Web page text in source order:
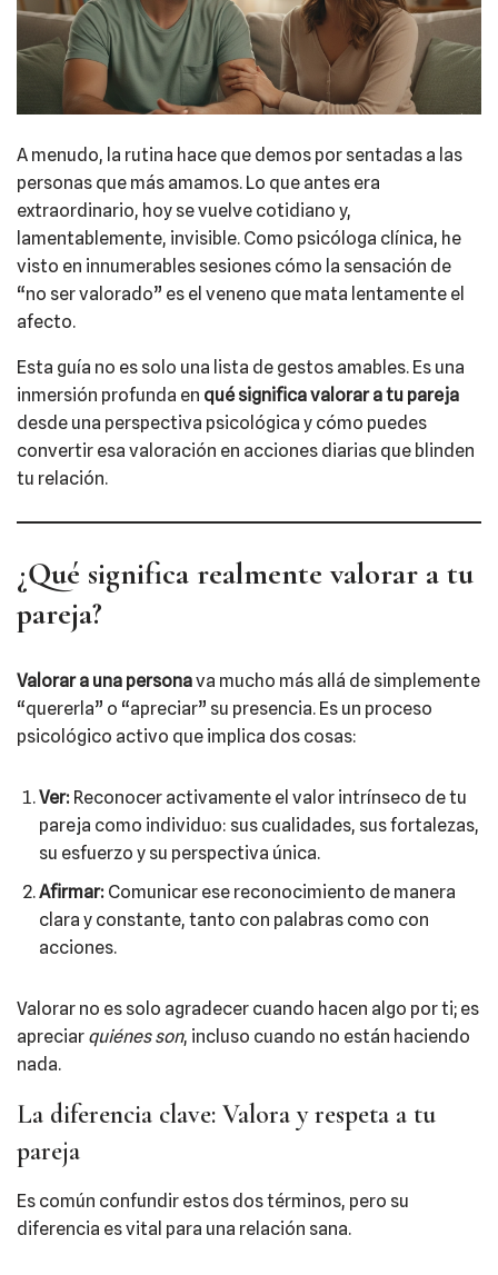
A menudo, la rutina hace que demos por sentadas a las
personas que más amamos. Lo que antes era
extraordinario, hoy se vuelve cotidiano y,
lamentablemente, invisible. Como psicóloga clínica, he
visto en innumerables sesiones cómo la sensación de
“no ser valorado” es el veneno que mata lentamente el
afecto.
Esta guía no es solo una lista de gestos amables. Es una
inmersión profunda en qué significa valorar a tu pareja
desde una perspectiva psicológica y cómo puedes
convertir esa valoración en acciones diarias que blinden
tu relación.
¿Qué significa realmente valorar a tu
pareja?
Valorar a una personava mucho más allá de simplemente
“quererla” o “apreciar” su presencia. Es un proceso
psicológico activo que implica dos cosas:
Ver: Reconocer activamente el valor intrínseco de tu
pareja como individuo: sus cualidades, sus fortalezas,
su esfuerzo y su perspectiva única.
Afirmar: Comunicar ese reconocimiento de manera
clara y constante, tanto con palabras como con
acciones.
Valorar no es solo agradecer cuando hacen algo por ti; es
apreciar quiénes son, incluso cuando no están haciendo
nada.
La diferencia clave: Valora y respeta a tu
pareja
Es común confundir estos dos términos, pero su
diferencia es vital para una relación sana.